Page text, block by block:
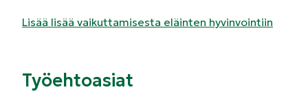
Lisää lisää vaikuttamisesta eläinten hyvinvointiin
Työehtoasiat